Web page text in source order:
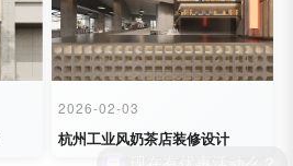
2026-02-03
杭州工业风奶茶店装修设计